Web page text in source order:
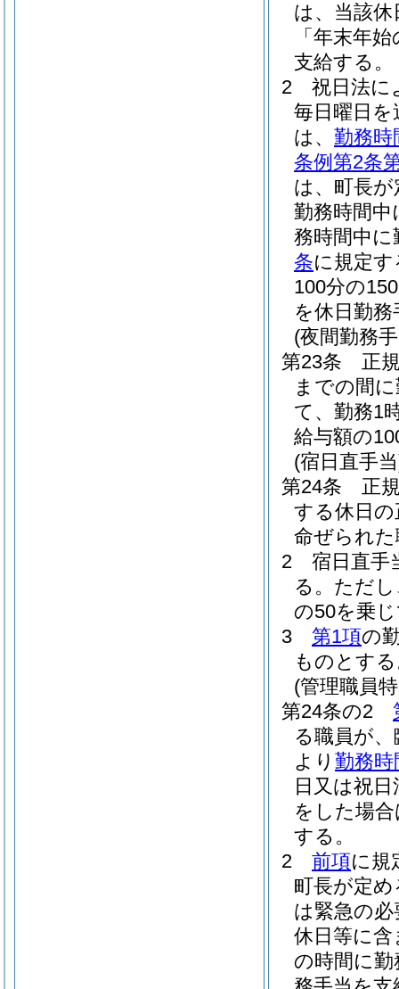
は、当該
「年末年
支給する。
2
祝日法に
毎日曜日
は、 勤務時
条例第2条
は、町長
勤務時間
務時間中
条に規定
100分の
を休日勤
(夜間勤務
第23条
正
までの間
て、勤務1
給与額の
(宿日直手
第24条
正
する休日
命ぜられ
2
宿日直手
る。 ただ
の50を乗
3
第1項の
ものとす
(管理職員
第24条の2
る職員が
より 勤務時
日又は祝
をした場
する。
2
前項に規
町長が定
は緊急の
休日等に
の時間に